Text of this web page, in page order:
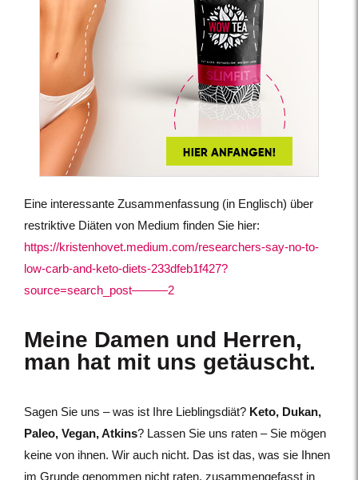
Eine interessante Zusammenfassung (in Englisch) über
restriktive Diäten von Medium finden Sie hier:
https://kristenhovet.medium.com/researchers-say-no-to-
low-carb-and-keto-diets-233dfeb1f427?
source=search_post———2
Meine Damen und Herren,
man hat mit uns getäuscht.
Sagen Sie uns – was ist Ihre Lieblingsdiät? Keto, Dukan,
Paleo, Vegan, Atkins? Lassen Sie uns raten – Sie mögen
keine von ihnen. Wir auch nicht. Das ist das, was sie Ihnen
im Grunde genommen nicht raten, zusammengefasst in